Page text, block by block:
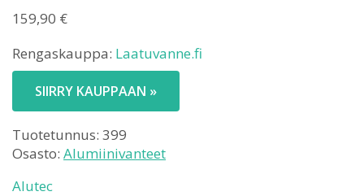
159,90 €
Rengaskauppa: Laatuvanne.fi
SIIRRY KAUPPAAN »
Tuotetunnus: 399
Osasto: Alumiinivanteet
Alutec